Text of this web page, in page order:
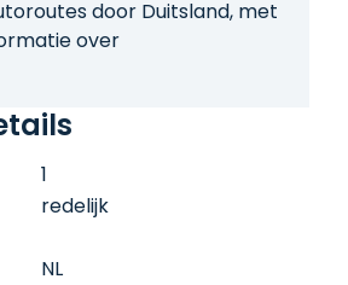
door Duitsland, met
over
landschappen en
per auto willen
1
redelijk
NL